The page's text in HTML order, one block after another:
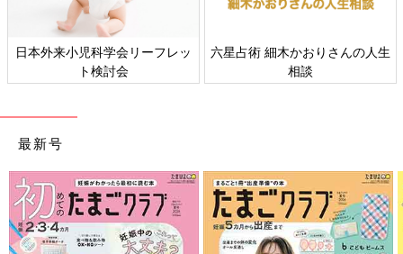
おりさんの人生
すべての赤ちゃんや家族にとっ
て、よりよい社会・環境となる
ことをめざしてさまざまな課題
赤ちゃんの肌
最新号